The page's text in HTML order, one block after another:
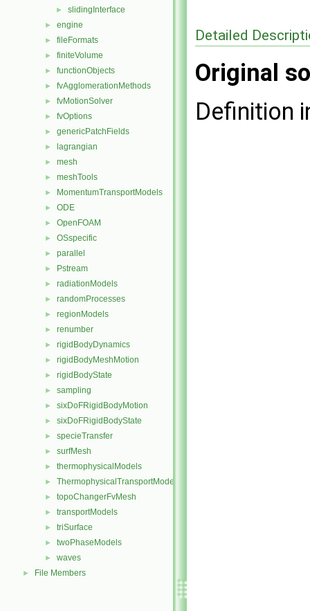
► slidingInterface
► engine
► fileFormats
► finiteVolume
► functionObjects
► fvAgglomerationMethods
► fvMotionSolver
► fvOptions
► genericPatchFields
► lagrangian
► mesh
► meshTools
► MomentumTransportModels
► ODE
► OpenFOAM
► OSspecific
► parallel
► Pstream
► radiationModels
► randomProcesses
► regionModels
► renumber
► rigidBodyDynamics
► rigidBodyMeshMotion
► rigidBodyState
► sampling
► sixDoFRigidBodyMotion
► sixDoFRigidBodyState
► specieTransfer
► surfMesh
► thermophysicalModels
► ThermophysicalTransportModels
► topoChangerFvMesh
► transportModels
► triSurface
► twoPhaseModels
► waves
► File Members
Detailed
Original
Definition